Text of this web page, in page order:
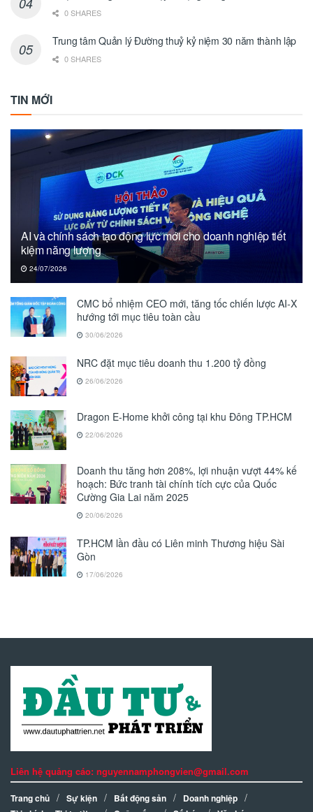
0 SHARES
Trung tâm Quản lý Đường thuỷ kỷ niệm 30 năm thành lập
0 SHARES
TIN MỚI
AI và chính sách tạo động lực mới cho doanh nghiệp tiết
kiệm năng lượng
24/07/2026
CMC bổ nhiệm CEO mới, tăng tốc chiến lược AI-X
hướng tới mục tiêu toàn cầu
30/06/2026
NRC đặt mục tiêu doanh thu 1.200 tỷ đồng
26/06/2026
Dragon E-Home khởi công tại khu Đông TP.HCM
22/06/2026
Doanh thu tăng hơn 208%, lợi nhuận vượt 44% kế
hoạch: Bức tranh tài chính tích cực của Quốc
Cường Gia Lai năm 2025
20/06/2026
TP.HCM lần đầu có Liên minh Thương hiệu Sài
Gòn
17/06/2026
Liên hệ quảng cáo: nguyennamphongvien@gmail.com
Trang chủ Sự kiện Bất động sản
Doanh nghiệp